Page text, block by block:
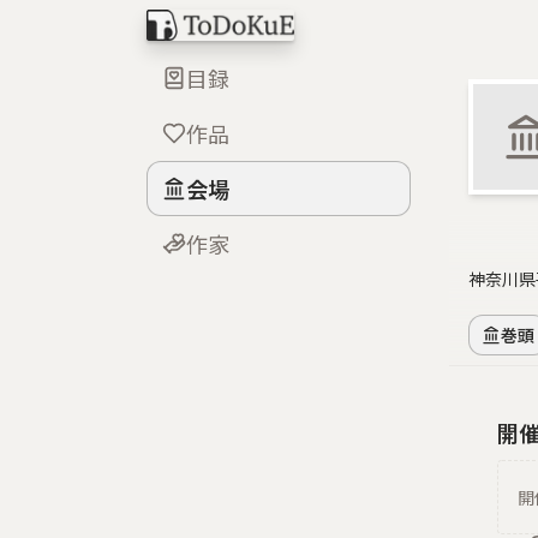
目録
作品
会場
作家
神奈川
巻頭
開